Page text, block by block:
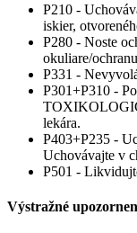
P210 -
iskier,
P280 - Noste
okuliare/
P331 -
P301+P310 -
lekára.
P403+P235 -
Uchovávajte v
P501 -
Výstražné